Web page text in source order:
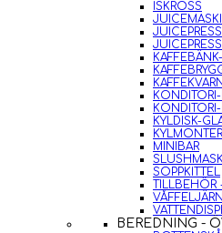
ISKROSS
JUICEPRESS
KYLDISK-
MINIBAR
SOPPKITTEL
TILLBEHÖR
VÅFFELJÄRN
BEREDNING -